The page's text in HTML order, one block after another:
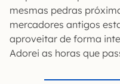
mesmas pedras
mercadores antigos
aproveitar de forma
Adorei as horas que